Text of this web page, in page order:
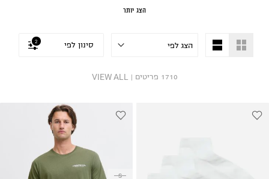
הצג יותר
סינון לפי 2
1710 פריטים |
VIEW ALL
S